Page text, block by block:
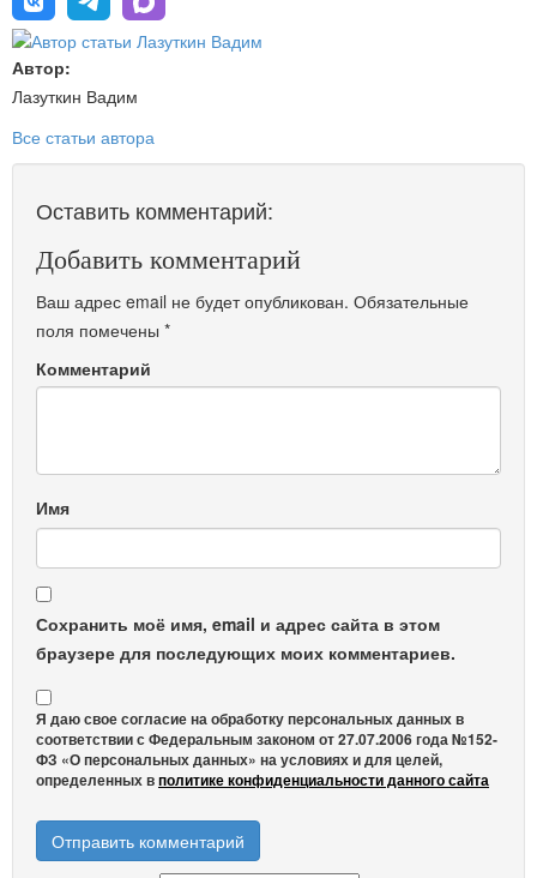
Автор:
Лазуткин Вадим
Все статьи автора
Оставить комментарий:
Добавить комментарий
Ваш адрес email не будет опубликован. Обязательные
поля помечены *
Комментарий
Имя
Сохранить моё имя, email и адрес сайта в этом
браузере для последующих моих комментариев.
Я даю свое согласие на обработку персональных данных в
соответствии с Федеральным законом от 27.07.2006 года №152-
ФЗ «О персональных данных» на условиях и для целей,
определенных вполитике конфиденциальности данного сайта